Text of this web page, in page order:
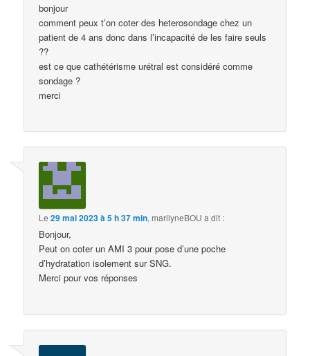
bonjour
comment peux t’on coter des heterosondage chez un
patient de 4 ans donc dans l’incapacité de les faire seuls
??
est ce que cathétérisme urétral est considéré comme
sondage ?
merci
Le29 mai 2023 à 5 h 37 min, marilyneBOU a dit :
Bonjour,
Peut on coter un AMI 3 pour pose d’une poche
d’hydratation isolement sur SNG.
Merci pour vos réponses